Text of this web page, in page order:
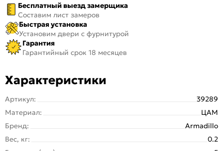
Бесплатный выезд замерщика
Составим лист замеров
Быстрая установка
Установим двери с фурнитурой
Гарантия
Гарантийный срок 18 месяцев
Характеристики
Артикул:
39289
Материал:
ЦАМ
Бренд:
Armadillo
Вес, кг:
0.2